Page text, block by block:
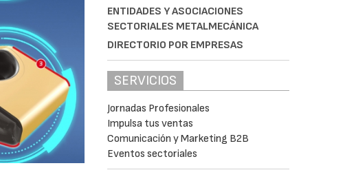
ENTIDADES Y ASOCIACIONES
SECTORIALES METALMECÁNICA
DIRECTORIO POR EMPRESAS
SERVICIOS
Jornadas Profesionales
Impulsa tus ventas
Comunicación y Marketing B2B
Eventos sectoriales